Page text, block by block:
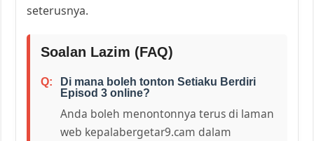
seterusnya.
Soalan Lazim (FAQ)
Di mana boleh tonton Setiaku Berdiri
Episod 3 online?
Anda boleh menontonnya terus di laman
web kepalabergetar9.cam dalam